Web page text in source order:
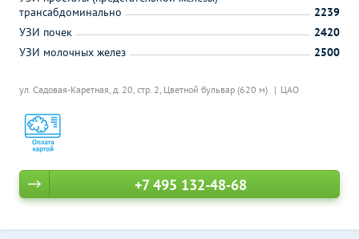
ул. Садовая-Каретная, д. 20, стр. 2, Цветной бульвар (620 м) ЦАО
трансабдоминально
2239
УЗИ почек
2420
УЗИ молочных желез
2500
+7 495 132-48-68